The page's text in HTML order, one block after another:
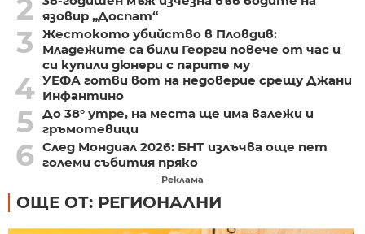
2
язовир „Доспат“
3
Жестокото убийство в Пловдив:
Младежите са били Георги повече от час и
си купили дюнери с парите му
4 УЕФА готви вот на недоверие срещу Джани
Инфантино
5 До 38° утре, на места ще има валежи и
гръмотевици
6 След Мондиал 2026: БНТ излъчва още пет
големи събития пряко
Реклама
ОЩЕ ОТ: РЕГИОНАЛНИ